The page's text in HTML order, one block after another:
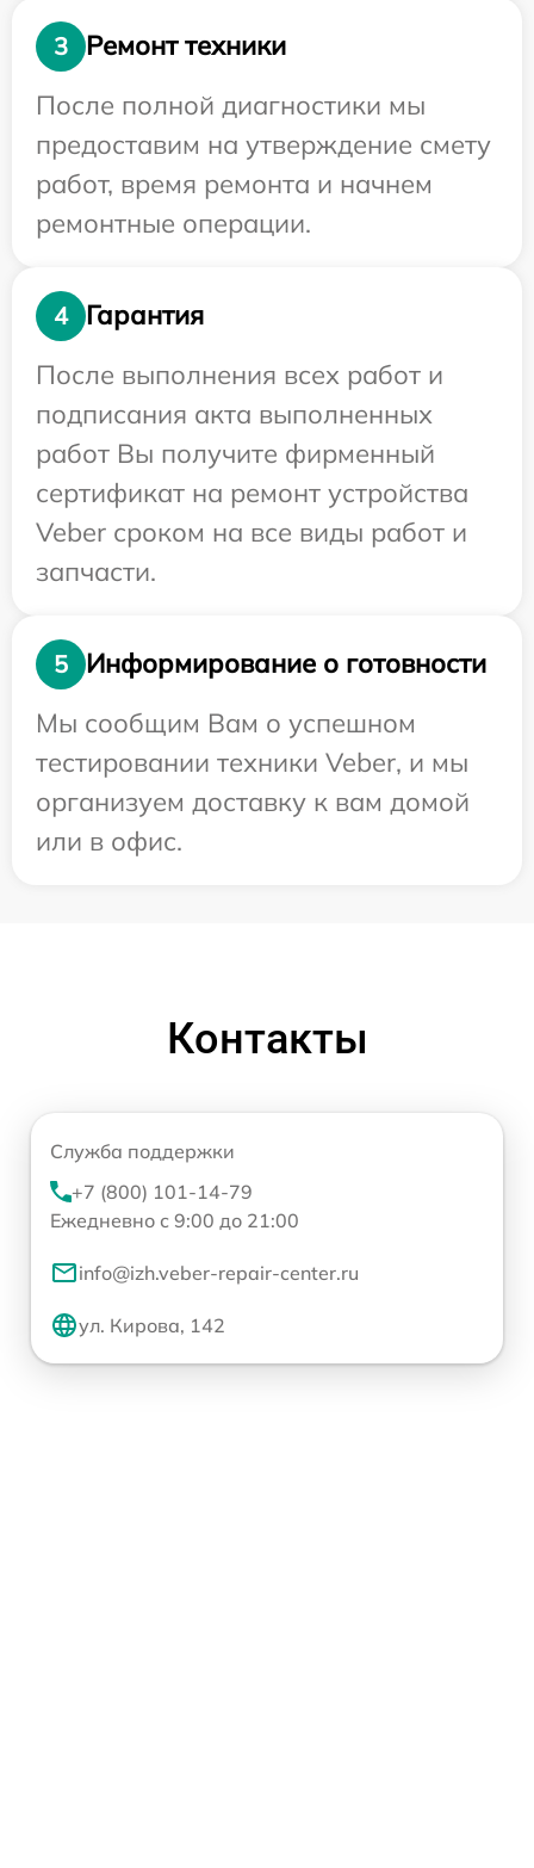
3
Ремонт техники
После полной диагностики мы
предоставим на утверждение смету
работ, время ремонта и начнем
ремонтные операции.
4
Гарантия
После выполнения всех работ и
подписания акта выполненных
работ Вы получите фирменный
сертификат на ремонт устройства
Veber сроком на все виды работ и
запчасти.
5
Информирование о готовности
Мы сообщим Вам о успешном
тестировании техники Veber, и мы
организуем доставку к вам домой
или в офис.
Контакты
Служба поддержки
+7 (800) 101-14-79
Ежедневно с 9:00 до 21:00
info@izh.veber-repair-center.ru
ул. Кирова, 142